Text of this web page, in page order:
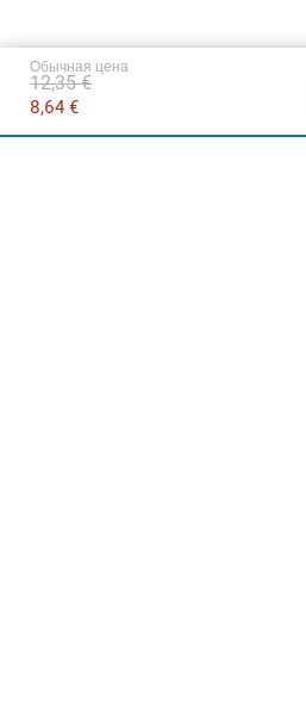
Обычная цена
8,64 €
12,35 €